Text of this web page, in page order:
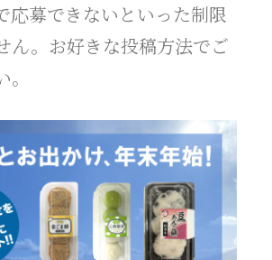
募できないといった制限
ん。お好きな投稿方法でご